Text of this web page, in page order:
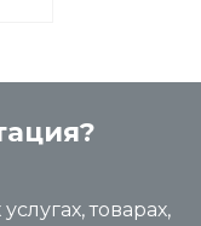
товарах,